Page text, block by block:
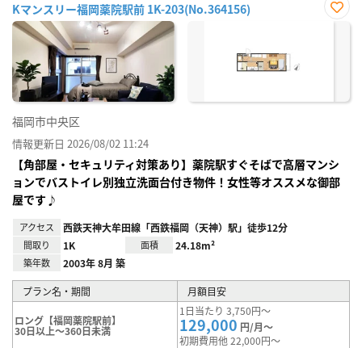
Kマンスリー福岡薬院駅前 1K-203(No.364156)
お気
福岡市中央区
情報更新日 2026/08/02 11:24
【角部屋・セキュリティ対策あり】薬院駅すぐそばで高層マンシ
ョンでバストイレ別独立洗面台付き物件！女性等オススメな御部
屋です♪
アクセス 西鉄天神大牟田線「西鉄福岡（天神）駅」徒歩12分
間取り 1K 面積 24.18m²
築年数 2003年 8月 築
プラン名・期間 月額目安
ロング【福岡薬院駅前】
30日以上～360日未満
1日当たり 3,750円～
129,000 円/月～
初期費用他 22,000円～